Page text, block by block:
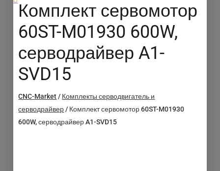
Комплект сервомотор
60ST-M01930 600W,
серводрайвер A1-
SVD15
CNC-Market/ Комплекты серводвигатель и
серводрайвер/ Комплект сервомотор 60ST-M01930
600W, серводрайвер A1-SVD15